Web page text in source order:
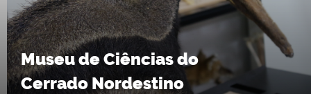
Museu de Ciências do
Cerrado Nordestino